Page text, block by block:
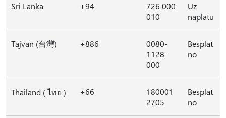
Sri Lanka +94
726 000
010
Uz
naplatu
Tajvan (台灣) +886
0080-
1128-
000
Besplat
no
Thailand ( ไทย ) +66
180001
2705
Besplat
no